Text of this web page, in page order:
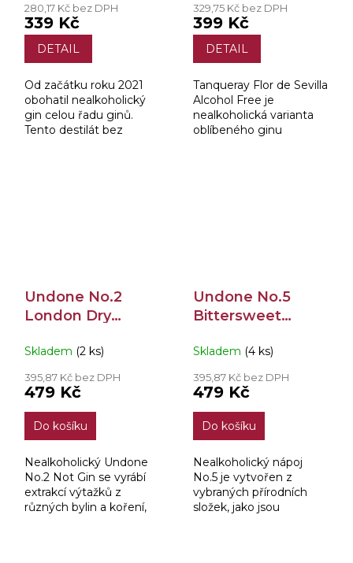
280,17 Kč bez DPH
339 Kč
DETAIL
Od začátku roku 2021
obohatil nealkoholický
gin celou řadu ginů.
Tento destilát bez
329,75 Kč bez DPH
399 Kč
DETAIL
Tanqueray Flor de Sevilla
Alcohol Free je
nealkoholická varianta
oblíbeného ginu
Undone No.2
London Dry
0,7l
Skladem (2 ks)
395,87 Kč bez DPH
479 Kč
Do košíku
Nealkoholický Undone
No.2 Not Gin se vyrábí
extrakcí výtažků z
různých bylin a koření,
Undone No.5
Bittersweet
Italian Apero 0,7l
Skladem (4 ks)
395,87 Kč bez DPH
479 Kč
Do košíku
Nealkoholický nápoj
No.5 je vytvořen z
vybraných přírodních
složek, jako jsou